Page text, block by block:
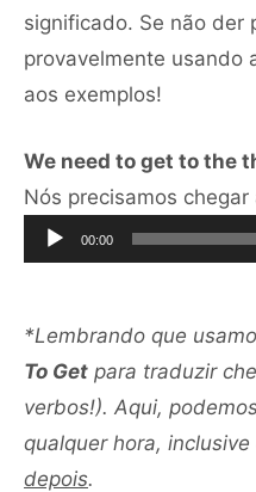
significado. Se não der
provavelmente usando
aos exemplos!
We need to get to the
Nós precisamos
00:00
*Lembrando que
To Get para traduzir
verbos!). Aqui,
qualquer hora,
depois.